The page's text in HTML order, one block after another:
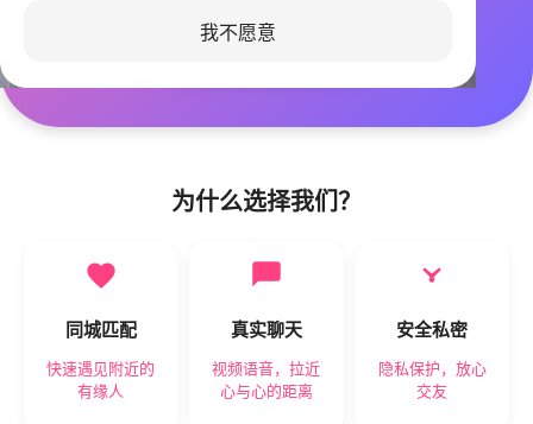
我不愿意
立即下载
为什么选择我们？
同城匹配
快速遇见附近的
有缘人
真实聊天
视频语音，拉近
心与心的距离
安全私密
隐私保护，放心
交友